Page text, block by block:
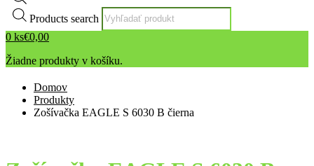
Products search
0 ks€0,00
Žiadne produkty v košíku.
Domov
Produkty
Zošívačka EAGLE S 6030 B čierna